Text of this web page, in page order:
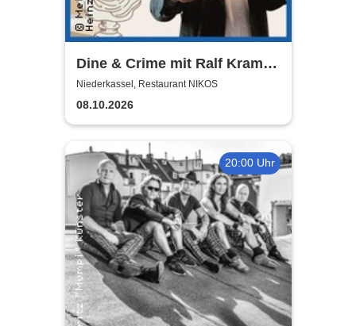
Dine & Crime mit Ralf Kramp |
Unterhaltsame Krimi-Lesung
Niederkassel, Restaurant NIKOS
08.10.2026
20:00 Uhr